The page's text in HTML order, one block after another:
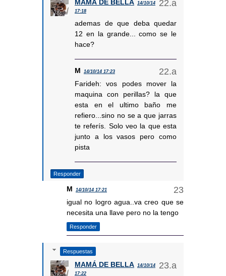
MAMÁ DE BELLA
14/10/14
17:18
ademas de que deba quedar
12 en la grande... como se le
hace?
M 14/10/14 17:23
Farideh: vos podes mover la
maquina con perillas? la que
esta en el ultimo baño me
refiero...sino no se a que jarras
te referís. Solo veo la que esta
junto a los vasos pero como
pista
Responder
M 14/10/14 17:21
igual no logro agua..va creo que se
necesita una llave pero no la tengo
Responder
Respuestas
MAMÁ DE BELLA 14/10/14
17:22